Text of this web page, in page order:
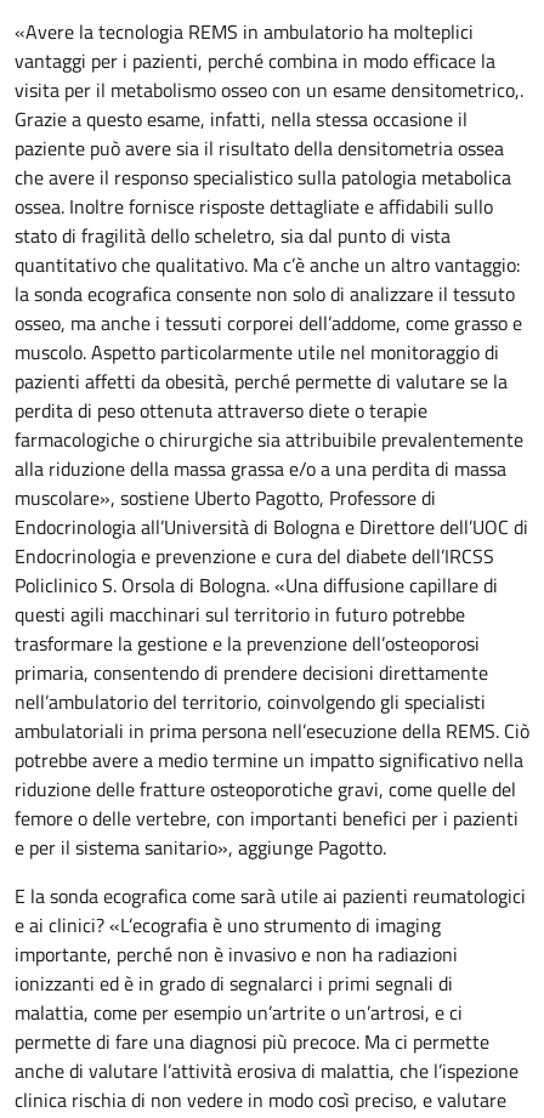
«Avere la tecnologia REMS in ambulatorio ha molteplici
vantaggi per i pazienti, perché combina in modo efficace la
visita per il metabolismo osseo con un esame densitometrico,.
Grazie a questo esame, infatti, nella stessa occasione il
paziente può avere sia il risultato della densitometria ossea
che avere il responso specialistico sulla patologia metabolica
ossea. Inoltre fornisce risposte dettagliate e affidabili sullo
stato di fragilità dello scheletro, sia dal punto di vista
quantitativo che qualitativo. Ma c’è anche un altro vantaggio:
la sonda ecografica consente non solo di analizzare il tessuto
osseo, ma anche i tessuti corporei dell’addome, come grasso e
muscolo. Aspetto particolarmente utile nel monitoraggio di
pazienti affetti da obesità, perché permette di valutare se la
perdita di peso ottenuta attraverso diete o terapie
farmacologiche o chirurgiche sia attribuibile prevalentemente
alla riduzione della massa grassa e/o a una perdita di massa
muscolare», sostiene Uberto Pagotto, Professore di
Endocrinologia all’Università di Bologna e Direttore dell’UOC di
Endocrinologia e prevenzione e cura del diabete dell’IRCSS
Policlinico S. Orsola di Bologna. «Una diffusione capillare di
questi agili macchinari sul territorio in futuro potrebbe
trasformare la gestione e la prevenzione dell’osteoporosi
primaria, consentendo di prendere decisioni direttamente
nell’ambulatorio del territorio, coinvolgendo gli specialisti
ambulatoriali in prima persona nell’esecuzione della REMS. Ciò
potrebbe avere a medio termine un impatto significativo nella
riduzione delle fratture osteoporotiche gravi, come quelle del
femore o delle vertebre, con importanti benefici per i pazienti
e per il sistema sanitario», aggiunge Pagotto.
E la sonda ecografica come sarà utile ai pazienti reumatologici
e ai clinici? «L’ecografia è uno strumento di imaging
importante, perché non è invasivo e non ha radiazioni
ionizzanti ed è in grado di segnalarci i primi segnali di
malattia, come per esempio un’artrite o un’artrosi, e ci
permette di fare una diagnosi più precoce. Ma ci permette
anche di valutare l’attività erosiva di malattia, che l’ispezione
clinica rischia di non vedere in modo così preciso, e valutare